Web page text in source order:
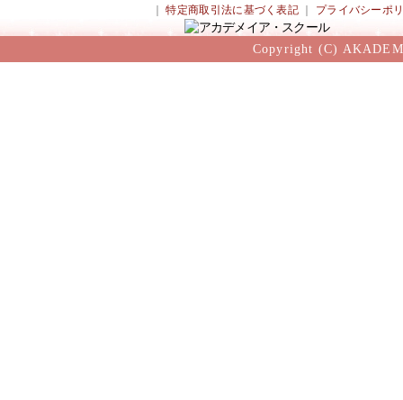
｜特定商取引法に基づく表記 プライバシーポ
Copyright (C)